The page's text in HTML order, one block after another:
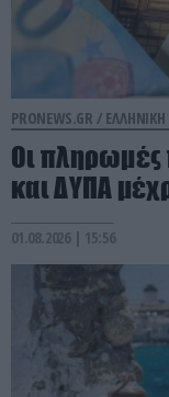
PRONEWS.GR /
Οι πληρωμές
και ΔΥΠΑ
01.08.2026 | 15:56